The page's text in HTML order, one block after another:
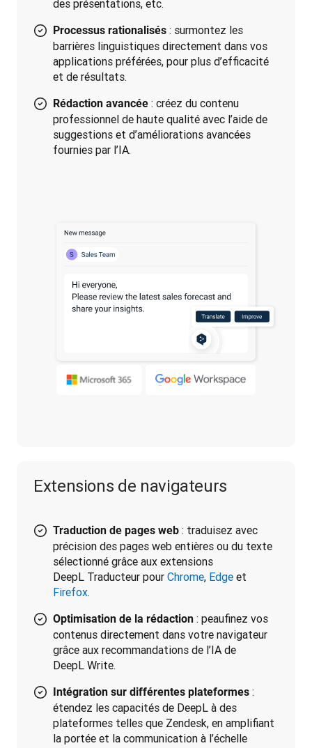
des présentations, etc.
Processus rationalisés : surmontez les
barrières linguistiques directement dans vos
applications préférées, pour plus d’efficacité
et de résultats.
Rédaction avancée : créez du contenu
professionnel de haute qualité avec l’aide de
suggestions et d’améliorations avancées
fournies par l’IA.
Extensions de navigateurs
Traduction de pages web : traduisez avec
précision des pages web entières ou du texte
sélectionné grâce aux extensions
DeepL Traducteur pour Chrome, Edge et
Firefox.
Optimisation de la rédaction : peaufinez vos
contenus directement dans votre navigateur
grâce aux recommandations de l’IA de
DeepL Write.
Intégration sur différentes plateformes :
étendez les capacités de DeepL à des
plateformes telles que Zendesk, en amplifiant
la portée et la communication à l’échelle